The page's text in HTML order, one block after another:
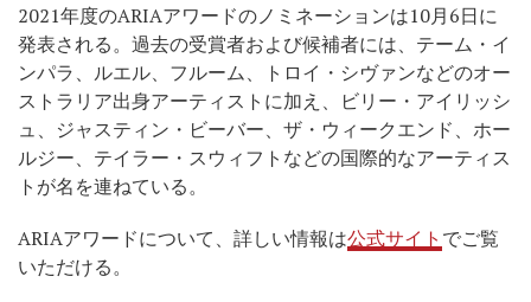
2021年度のARIAアワードのノミネーションは10月6日に
発表される。過去の受賞者および候補者には、テーム・イ
ンパラ、ルエル、フルーム、トロイ・シヴァンなどのオー
ストラリア出身アーティストに加え、ビリー・アイリッシ
ュ、ジャスティン・ビーバー、ザ・ウィークエンド、ホー
ルジー、テイラー・スウィフトなどの国際的なアーティス
トが名を連ねている。
ARIAアワードについて、詳しい情報は公式サイト でご覧
いただける。